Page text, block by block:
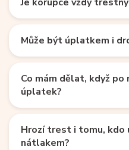
Může být úplatkem i
Co mám dělat, když po
úplatek?
Hrozí trest i tomu, kdo
nátlakem?